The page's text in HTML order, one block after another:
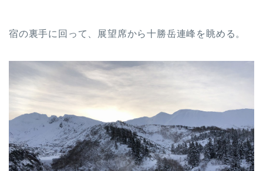
宿の裏手に回って、展望席から十勝岳連峰を眺める。